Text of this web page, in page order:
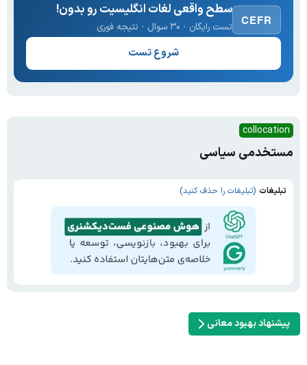
CEFR
سطح واقعی لغات انگلیسیت رو بدون!
تست رایگان · ۳۰ سوال · نتیجه فوری
شروع تست
collocation
مستخدمی سیاسی
تبلیغات (تبلیغات را حذف کنید)
پیشنهاد بهبود معانی